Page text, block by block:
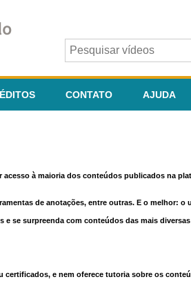
CONTATO AJUDA
à maioria dos conteúdos publicados na
de anotações, entre outras. E o melhor:
e se surpreenda com conteúdos das mais
certificados, e nem oferece tutoria sobre os